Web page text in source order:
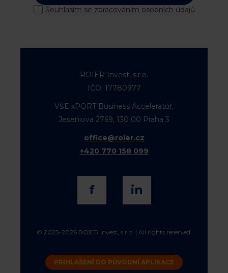
Souhlasím se zpracováním osobních údajů
ROIER Invest, s.r.o.
IČO: 17780977
VŠE xPORT Business Accelerator,
Jeseniova 2769, 130 00 Praha 3
office@roier.cz
+420 770 158 099
f in
© 2023-2026 ROIER Invest, s.r.o. | All rights reserved.
PŘIHLÁŠENÍ DO PŮVODNÍ APLIKACE